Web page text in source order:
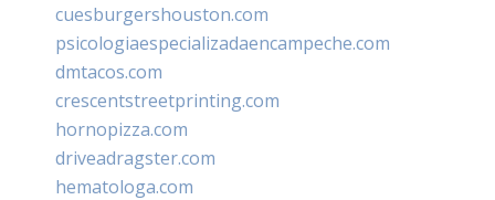
cuesburgershouston.com
psicologiaespecializadaencampeche.com
dmtacos.com
crescentstreetprinting.com
hornopizza.com
driveadragster.com
hematologa.com